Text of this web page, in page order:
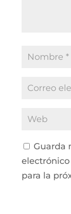
Guarda
para la